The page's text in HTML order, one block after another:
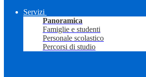
Servizi
Panoramica
Famiglie e studenti
Personale scolastico
Percorsi di studio